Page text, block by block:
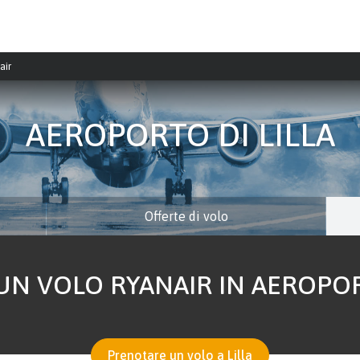
AEROPORTO DI LILLA
Offerte di volo
VOLO RYANAIR IN
Prenotare un volo a Lilla